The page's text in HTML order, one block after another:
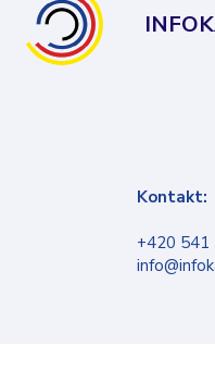
Kontakt:
+420 541